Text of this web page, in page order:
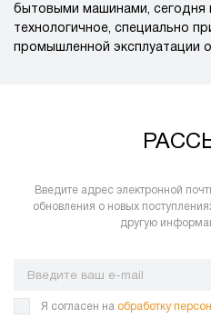
бытовыми машинами, сегодня
технологичное, специально
промышленной эксплуатации
Введите адрес электронной
обновления о новых
другую
Я согласен на обработку